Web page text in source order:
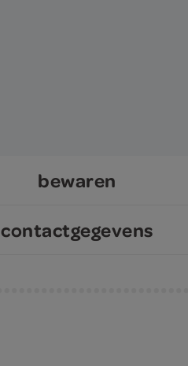
bewaren
contactgegevens